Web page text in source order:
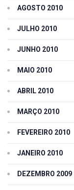
AGOSTO 2010
JULHO 2010
JUNHO 2010
MAIO 2010
ABRIL 2010
MARÇO 2010
FEVEREIRO 2010
JANEIRO 2010
DEZEMBRO 2009